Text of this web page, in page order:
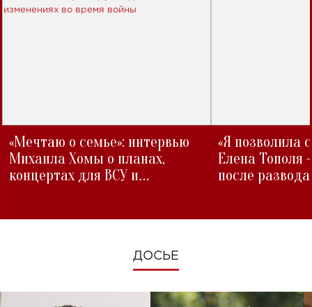
«Мечтаю о семье»: интервью
Михаила Хомы о планах,
концертах для ВСУ и
«Я позволила
Елена Тополя
после развода
ДОСЬЕ